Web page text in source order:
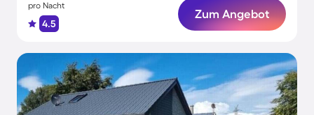
pro Nacht
4.5
Zum Angebot